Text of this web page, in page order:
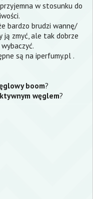
w stosunku do
bardzo brudzi wannę/
ją zmyć, ale tak dobrze
są na iperfumy.pl .
boom?
węglem?